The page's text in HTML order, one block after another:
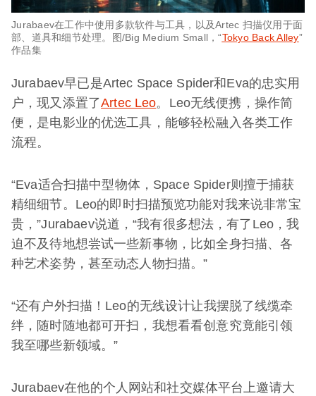
Jurabaev在工作中使用多款软件与工具，以及Artec 扫描仪用于面
部、道具和细节处理。图/Big Medium Small，“Tokyo Back Alley”
作品集
Jurabaev早已是Artec Space Spider和Eva的忠实用
户，现又添置了Artec Leo。Leo无线便携，操作简
便，是电影业的优选工具，能够轻松融入各类工作
流程。
“Eva适合扫描中型物体，Space Spider则擅于捕获
精细细节。Leo的即时扫描预览功能对我来说非常宝
贵，”Jurabaev说道，“我有很多想法，有了Leo，我
迫不及待地想尝试一些新事物，比如全身扫描、各
种艺术姿势，甚至动态人物扫描。”
“还有户外扫描！Leo的无线设计让我摆脱了线缆牵
绊，随时随地都可开扫，我想看看创意究竟能引领
我至哪些新领域。”
Jurabaev在他的个人网站和社交媒体平台上邀请大